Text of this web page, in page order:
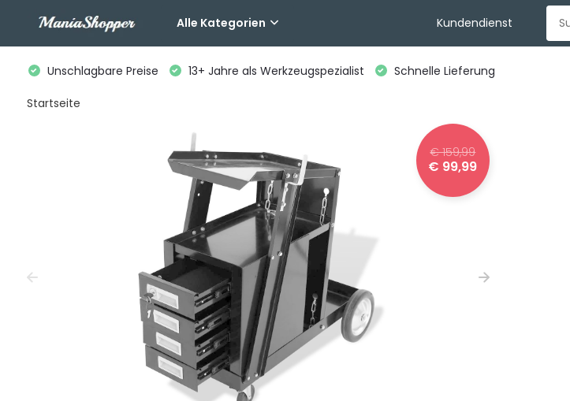
Alle Kategorien Kundendienst
Unschlagbare Preise 13+ Jahre als Werkzeugspezialist Schnelle Lieferung
Startseite
€ 159,99
€ 99,99